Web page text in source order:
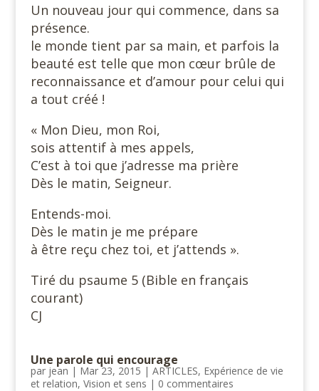
Un nouveau jour qui commence, dans sa
présence.
le monde tient par sa main, et parfois la
beauté est telle que mon cœur brûle de
reconnaissance et d’amour pour celui qui
a tout créé !
« Mon Dieu, mon Roi,
sois attentif à mes appels,
C’est à toi que j’adresse ma prière
Dès le matin, Seigneur.
Entends-moi.
Dès le matin je me prépare
à être reçu chez toi, et j’attends ».
Tiré du psaume 5 (Bible en français
courant)
CJ
Une parole qui encourage
par jean | Mar 23, 2015 | ARTICLES, Expérience de vie
et relation, Vision et sens | 0 commentaires